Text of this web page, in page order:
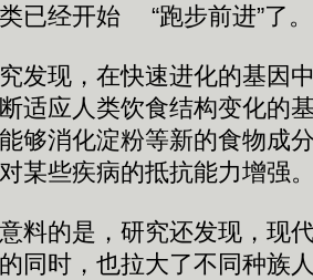
已经开始 “跑步前进”了。
现，在快速进化的基因
适应人类饮食结构变化的
够消化淀粉等新的食物成
某些疾病的抵抗能力增强
的是，研究还发现，现
同时，也拉大了不同种族